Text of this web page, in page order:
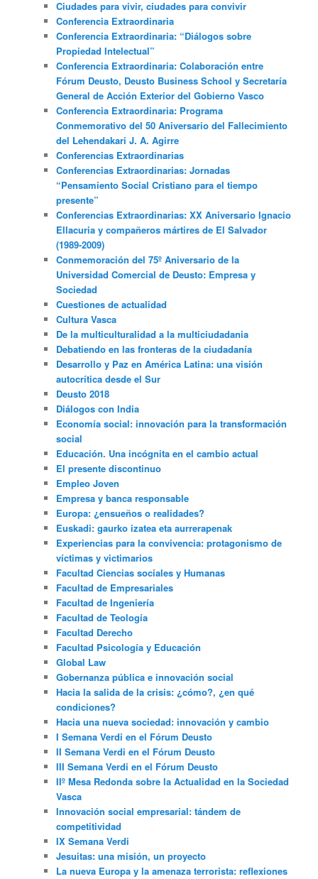
Ciudades para vivir, ciudades para convivir
Conferencia Extraordinaria
Conferencia Extraordinaria: “Diálogos sobre
Propiedad Intelectual”
Conferencia Extraordinaria: Colaboración entre
Fórum Deusto, Deusto Business School y Secretaría
General de Acción Exterior del Gobierno Vasco
Conferencia Extraordinaria: Programa
Conmemorativo del 50 Aniversario del Fallecimiento
del Lehendakari J. A. Agirre
Conferencias Extraordinarias
Conferencias Extraordinarias: Jornadas
“Pensamiento Social Cristiano para el tiempo
presente”
Conferencias Extraordinarias: XX Aniversario Ignacio
Ellacuria y compañeros mártires de El Salvador
(1989-2009)
Conmemoración del 75º Aniversario de la
Universidad Comercial de Deusto: Empresa y
Sociedad
Cuestiones de actualidad
Cultura Vasca
De la multiculturalidad a la multiciudadania
Debatiendo en las fronteras de la ciudadanía
Desarrollo y Paz en América Latina: una visión
autocrítica desde el Sur
Deusto 2018
Diálogos con India
Economía social: innovación para la transformación
social
Educación. Una incógnita en el cambio actual
El presente discontinuo
Empleo Joven
Empresa y banca responsable
Europa: ¿ensueños o realidades?
Euskadi: gaurko izatea eta aurrerapenak
Experiencias para la convivencia: protagonismo de
víctimas y victimarios
Facultad Ciencias sociales y Humanas
Facultad de Empresariales
Facultad de Ingeniería
Facultad de Teología
Facultad Derecho
Facultad Psicología y Educación
Global Law
Gobernanza pública e innovación social
Hacia la salida de la crisis: ¿cómo?, ¿en qué
condiciones?
Hacia una nueva sociedad: innovación y cambio
I Semana Verdi en el Fórum Deusto
II Semana Verdi en el Fórum Deusto
III Semana Verdi en el Fórum Deusto
IIº Mesa Redonda sobre la Actualidad en la Sociedad
Vasca
Innovación social empresarial: tándem de
competitividad
IX Semana Verdi
Jesuitas: una misión, un proyecto
La nueva Europa y la amenaza terrorista: reflexiones